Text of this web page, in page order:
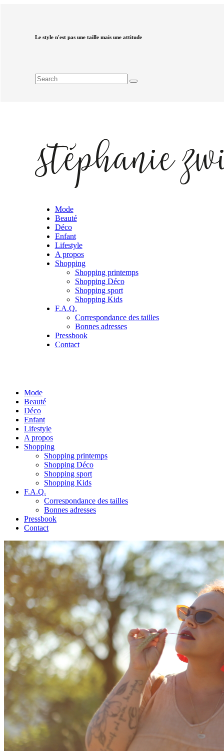
Le style n'est pas une taille mais une attitude
Mode
Beauté
Déco
Enfant
Lifestyle
A propos
Shopping
Shopping printemps
Shopping Déco
Shopping sport
Shopping Kids
F.A.Q.
Correspondance des tailles
Bonnes adresses
Pressbook
Contact
Mode
Beauté
Déco
Enfant
Lifestyle
A propos
Shopping
Shopping printemps
Shopping Déco
Shopping sport
Shopping Kids
F.A.Q.
Correspondance des tailles
Bonnes adresses
Pressbook
Contact